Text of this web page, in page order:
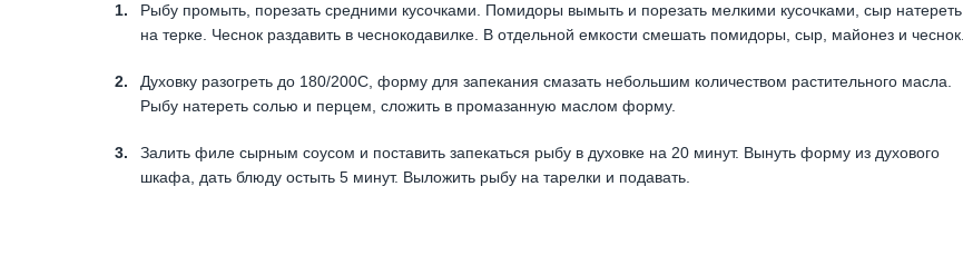
Рыбу промыть, порезать средними кусочками. Помидоры вымыть и порезать мелкими кусочками, сыр натереть
на терке. Чеснок раздавить в чеснокодавилке. В отдельной емкости смешать помидоры, сыр, майонез и чеснок.
Духовку разогреть до 180/200С, форму для запекания смазать небольшим количеством растительного масла.
Рыбу натереть солью и перцем, сложить в промазанную маслом форму.
Залить филе сырным соусом и поставить запекаться рыбу в духовке на 20 минут. Вынуть форму из духового
шкафа, дать блюду остыть 5 минут. Выложить рыбу на тарелки и подавать.